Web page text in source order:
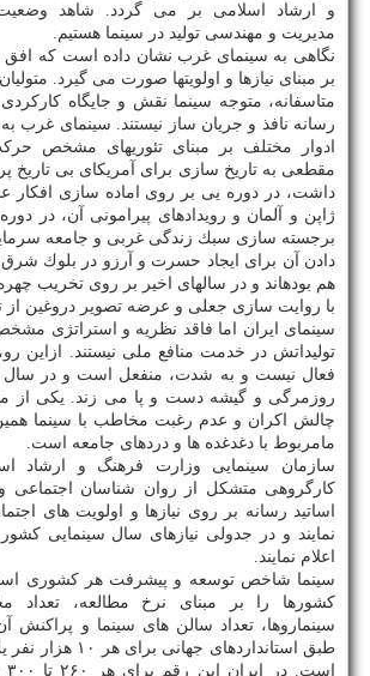
و ارشاد اسلامی بر می گردد. شاهد
مدیریت و مهندسی تولید در سینما هستیم.
نگاهی به سینمای غرب نشان داده است كه افق
بر مبنای نیازها و اولویتها صورت می گیرد.
متاسفانه، متوجه سینما نقش و جایگاه
رسانه نافذ و جریان ساز نیستند. سینمای
ادوار مختلف بر مبنای تئوریهای مشخص
مقطعی به تاریخ سازی برای آمریكای بی تاریخ
داشت، در دوره یی بر روی اماده سازی افكار
ژاپن و آلمان و رویدادهای پیرامونی آن، در
برجسته سازی سبك زندگی غربی و جامعه
دادن آن برای ایجاد حسرت و آرزو در بلوك
هم بودهاند و در سالهای اخیر بر روی تخریب
با روایت سازی جعلی و عرضه تصویر دروغین از
سینمای ایران اما فاقد نظریه و استراتژی
تولیداتش در خدمت منافع ملی نیستند. ازاین
فعال نیست و به شدت، منفعل است و در سال
روزمرگی و گیشه دست و پا می زند. یكی از
چالش اكران و عدم رغبت مخاطب با سینما
مامربوط با دغدغده ها و دردهای جامعه است.
سازمان سینمایی وزارت فرهنگ و ارشاد
كارگروهی متشكل از روان شناسان اجتماعی
اساتید رسانه بر روی نیازها و اولویت های
نمایند و در جدولی نیازهای سال سینمایی
اعلام نمایند.
سینما شاخص توسعه و پیشرفت هر كشوری
كشورها را بر مبنای نرخ مطالعه، تعداد
سینماروها، تعداد سالن های سینما و پراكنش
طبق استانداردهای